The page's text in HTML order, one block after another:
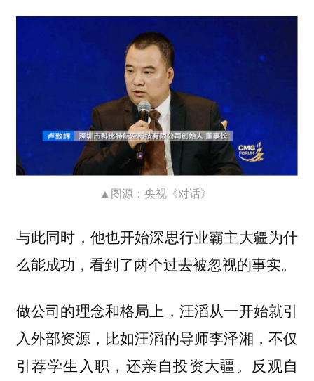
▲图源：央视《对话》
与此同时，他也开始深思行业霸主大疆为什
么能成功，看到了两个过去被忽视的事实。
做公司的理念和格局上，汪滔从一开始就引
入外部资源，比如汪滔的导师李泽湘，不仅
引荐学生入职，还亲自投资大疆。反观自